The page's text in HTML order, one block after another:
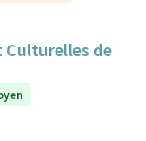
Culturelles de